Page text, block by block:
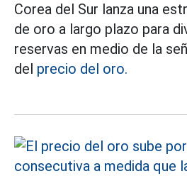
Corea del Sur lanza una
de oro a largo plazo para
reservas en medio de la
del precio del oro.